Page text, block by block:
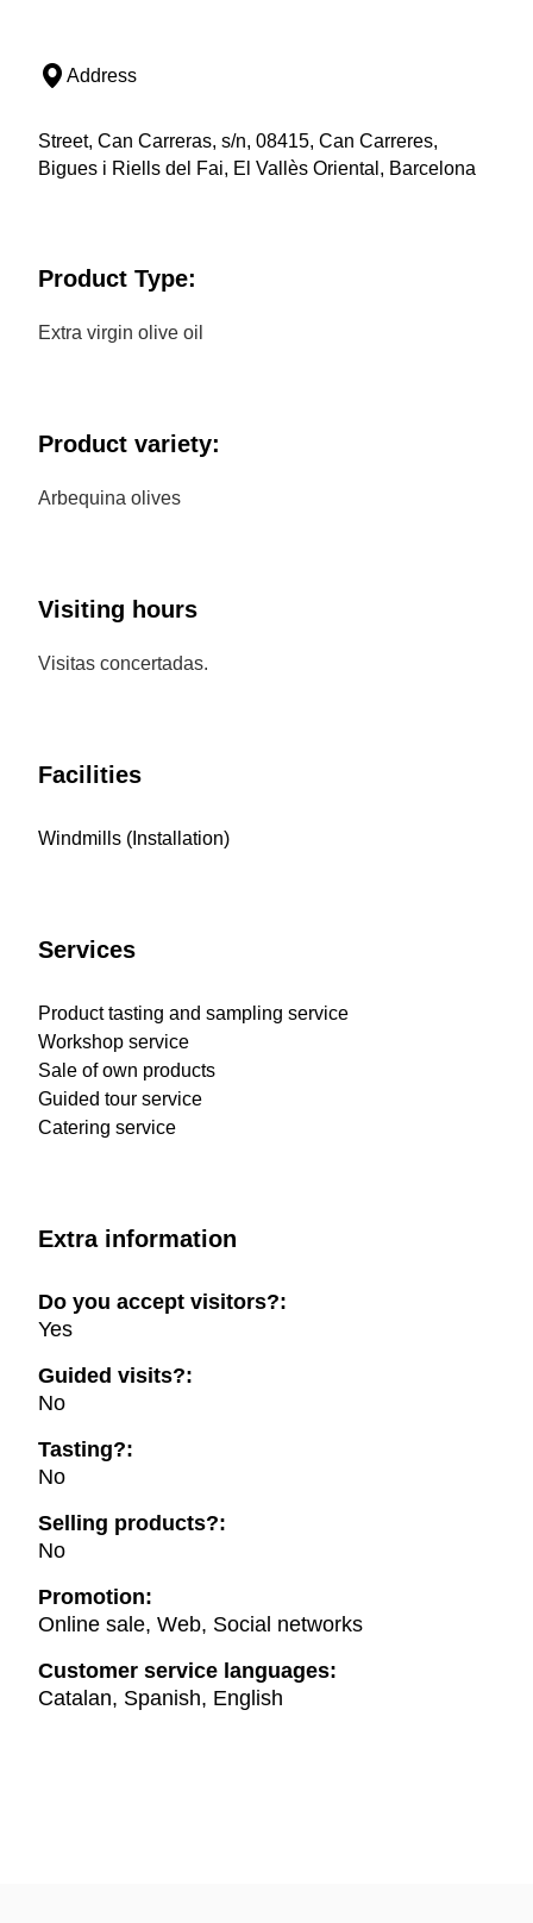
Address
Street, Can Carreras, s/n, 08415, Can Carreres,
Bigues i Riells del Fai, El Vallès Oriental, Barcelona
Product Type:
Extra virgin olive oil
Product variety:
Arbequina olives
Visiting hours
Visitas concertadas.
Facilities
Windmills (Installation)
Services
Product tasting and sampling service
Workshop service
Sale of own products
Guided tour service
Catering service
Extra information
Do you accept visitors?:
Yes
Guided visits?:
No
Tasting?:
No
Selling products?:
No
Promotion:
Online sale, Web, Social networks
Customer service languages:
Catalan, Spanish, English